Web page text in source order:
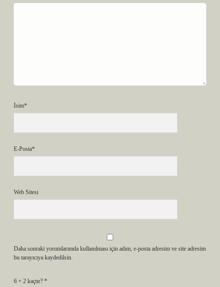
İsim*
E-Posta*
Web Sitesi
Daha sonraki yorumlarımda kullanılması için adım, e-posta adresim ve site adresim
bu tarayıcıya kaydedilsin.
6 + 2 kaçtır? *